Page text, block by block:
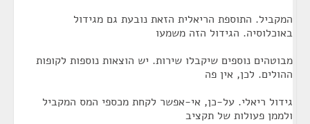
המקביל. התוספת הריאלית הזאת נובעת גם מגידול
באוכלוסיה. הגידול הזה משמעו
מבוטהים נוספים שיקבלו שירות. יש הוצאות נוספות לקופות
ההולים. לכן, אין פה
גידול ריאלי. על-כן, אי-אפשר לקחת מכספי המס המקביל
ולממן פעולות של תקציב